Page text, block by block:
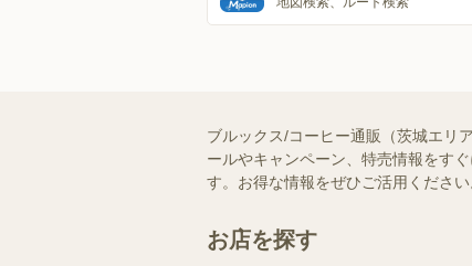
ブルックス/コーヒー通販（茨城エリ
ールやキャンペーン、特売情報をす
す。お得な情報をぜひご活用ください
お店を探す